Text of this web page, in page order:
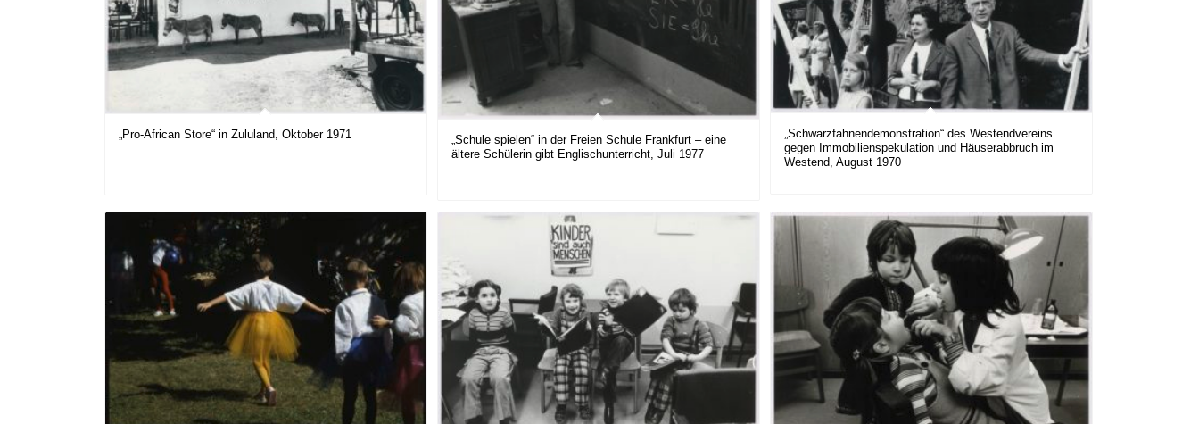
„Pro-African Store“ in Zululand, Oktober 1971
„Schule spielen“ in der Freien Schule Frankfurt – eine
ältere Schülerin gibt Englischunterricht, Juli 1977
„Schwarzfahnendemonstration“ des Westendvereins
gegen Immobilienspekulation und Häuserabbruch im
Westend, August 1970